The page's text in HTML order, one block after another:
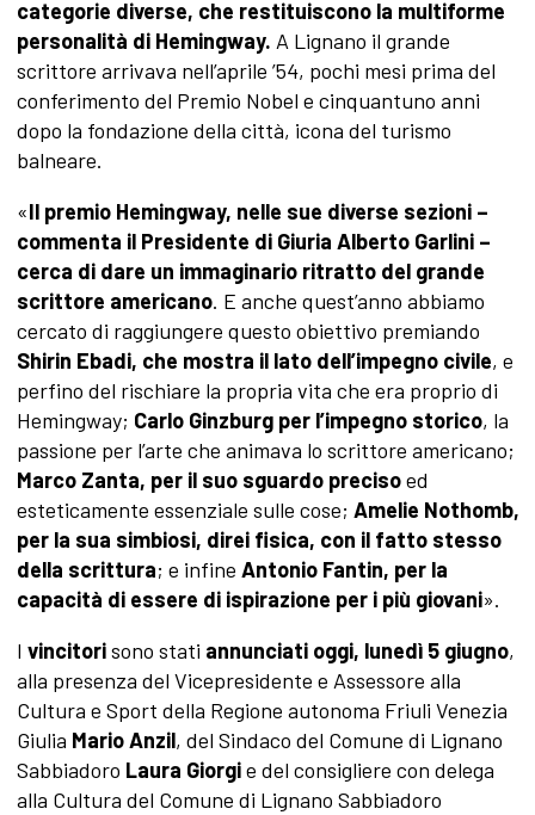
categorie diverse, che restituiscono la multiforme
personalità di Hemingway. A Lignano il grande
scrittore arrivava nell’aprile ’54, pochi mesi prima del
conferimento del Premio Nobel e cinquantuno anni
dopo la fondazione della città, icona del turismo
balneare.
«Il premio Hemingway, nelle sue diverse sezioni –
commenta il Presidente di Giuria Alberto Garlini –
cerca di dare un immaginario ritratto del grande
scrittore americano. E anche quest’anno abbiamo
cercato di raggiungere questo obiettivo premiando
Shirin Ebadi, che mostra il lato dell’impegno civile, e
perfino del rischiare la propria vita che era proprio di
Hemingway; Carlo Ginzburg per l’impegno storico, la
passione per l’arte che animava lo scrittore americano;
Marco Zanta, per il suo sguardo precisoed
esteticamente essenziale sulle cose; Amelie Nothomb,
per la sua simbiosi, direi fisica, con il fatto stesso
della scrittura; e infine Antonio Fantin, per la
capacità di essere di ispirazione per i più giovani».
I vincitorisono stati annunciati oggi, lunedì 5 giugno,
alla presenza del Vicepresidente e Assessore alla
Cultura e Sport della Regione autonoma Friuli Venezia
Giulia Mario Anzil, del Sindaco del Comune di Lignano
Sabbiadoro Laura Giorgie del consigliere con delega
alla Cultura del Comune di Lignano Sabbiadoro